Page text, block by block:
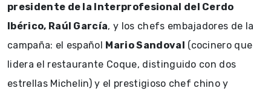
presidente de la Interprofesional del Cerdo
Ibérico, Raúl García, y los chefs embajadores de la
campaña: el español Mario Sandoval (cocinero que
lidera el restaurante Coque, distinguido con dos
estrellas Michelin) y el prestigioso chef chino y